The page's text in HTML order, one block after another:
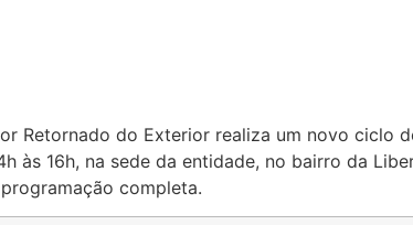
Retornado do Exterior realiza um novo ciclo
às 16h, na sede da entidade, no bairro da
completa.